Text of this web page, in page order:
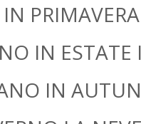
IN ESTATE
IN